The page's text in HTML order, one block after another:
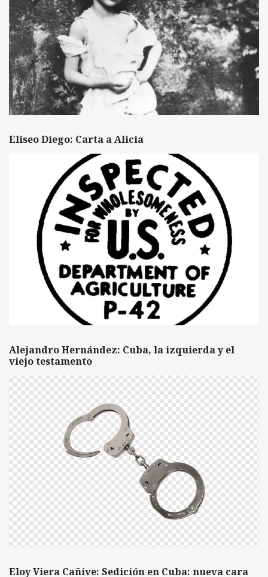
Eliseo Diego: Carta a Alicia
Alejandro Hernández: Cuba, la izquierda y el
viejo testamento
Eloy Viera Cañive: Sedición en Cuba: nueva cara